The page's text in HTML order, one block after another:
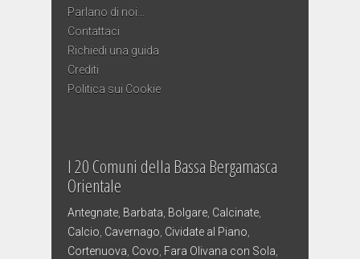
Parlano di noi…
Contattaci
Richiedi una guida
Crediti
Politica sui Cookie
I 20 Comuni della Bassa Bergamasca
Orientale
Antegnate, Barbata, Bolgare, Calcinate,
Calcio, Cavernago, Cividate al Piano,
Cortenuova, Covo, Fara Olivana con Sola,